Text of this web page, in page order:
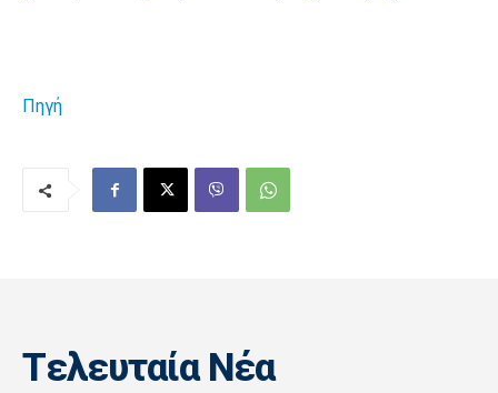
Πηγή
Tελευταία Nέα